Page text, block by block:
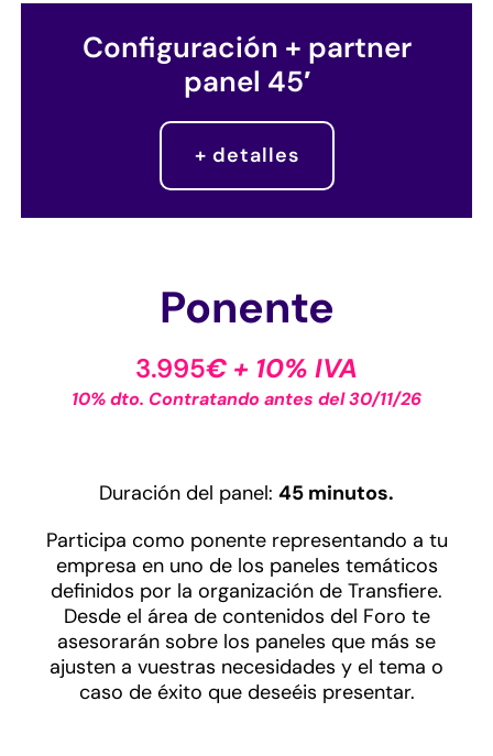
Configuración + partner
panel 45′
+ detalles
Ponente
3.995€ + 10% IVA
10% dto. Contratando antes del 30/11/26
Duración del panel: 45 minutos.
Participa como ponente representando a tu
empresa en uno de los paneles temáticos
definidos por la organización de Transfiere.
Desde el área de contenidos del Foro te
asesorarán sobre los paneles que más se
ajusten a vuestras necesidades y el tema o
caso de éxito que deseéis presentar.